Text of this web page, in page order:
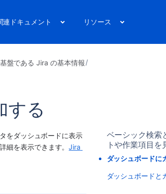
連ドキュメント リソース
盤である Jira の基本情報
する
をダッシュボードに表示
細を表示できます。Jira
ベーシック検索
トや作業項目を
ダッシュボードに
ダッシュボードと